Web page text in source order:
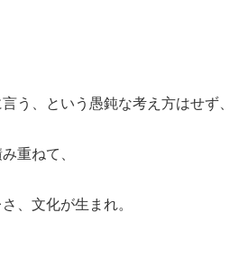
う、という愚鈍な考え方はせず、
重ねて、
、文化が生まれ。